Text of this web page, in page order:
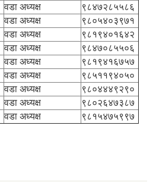
वडा अध्यक्ष
९८४७२८५५८६
वडा अध्यक्ष
९८०५४०३९७१
वडा अध्यक्ष
९८१९४०१६४२
वडा अध्यक्ष
९८४७०८५५०६
वडा अध्यक्ष
९८१९४१६७५७
वडा अध्यक्ष
९८५११९४०५०
वडा अध्यक्ष
९८०४४४९२९०
वडा अध्यक्ष
९८०२६४७३८७
वडा अध्यक्ष ९८१५४७५९९७